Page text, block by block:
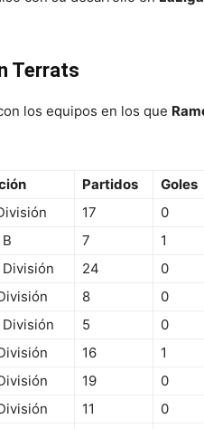
Terrats
los equipos en los que
Partidos Goles
17 0
7 1
24 0
8 0
5 0
16 1
19 0
11 0